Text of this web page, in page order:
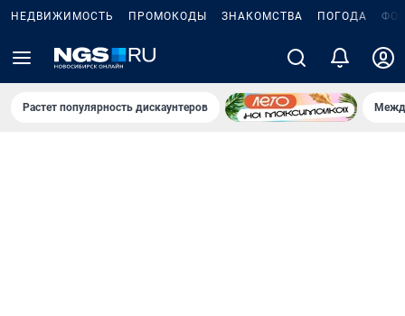
НЕДВИЖИМОСТЬ ПРОМОКОДЫ ЗНАКОМСТВА ПОГОДА
Растет популярность дискаунтеров